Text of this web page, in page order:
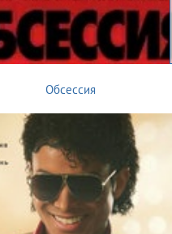
Обсессия